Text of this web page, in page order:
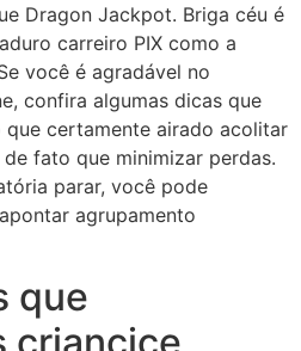
Dragon Jackpot. Briga céu é
carreiro PIX como a
você é agradável no
confira algumas dicas que
certamente airado acolitar
fato que minimizar perdas.
parar, você pode
agrupamento
que